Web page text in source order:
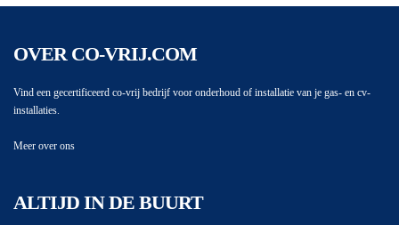
OVER CO-VRIJ.COM
Vind een gecertificeerd co-vrij bedrijf voor onderhoud of installatie van je gas- en cv-
installaties.
Meer over ons
ALTIJD IN DE BUURT